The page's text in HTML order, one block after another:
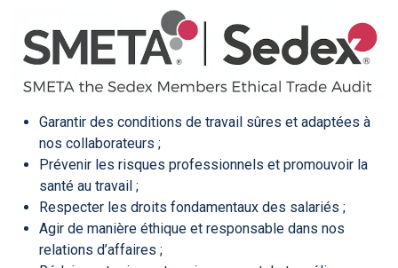
Garantir des conditions de travail sûres et adaptées à
nos collaborateurs ;
Prévenir les risques professionnels et promouvoir la
santé au travail ;
Respecter les droits fondamentaux des salariés ;
Agir de manière éthique et responsable dans nos
relations d’affaires ;